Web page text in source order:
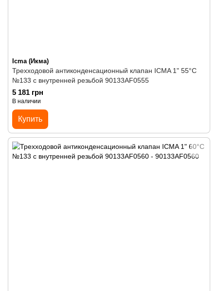
Icma (Икма)
Трехходовой антиконденсационный клапан ICMA 1" 55°C
№133 с внутренней резьбой 90133AF0555
5 181 грн
В наличии
Купить